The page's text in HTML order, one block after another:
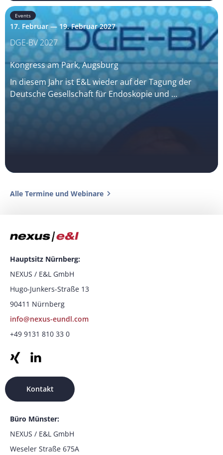
Events
17. Februar — 19. Februar 2027
DGE-BV 2027
Kongress am Park, Augsburg
In diesem Jahr ist E&L wieder auf der Tagung der
Deutsche Gesellschaft für Endoskopie und …
Alle Termine und Webinare
Hauptsitz Nürnberg:
NEXUS / E&L GmbH
Hugo-Junkers-Straße 13
90411 Nürnberg
info@nexus-eundl.com
+49 9131 810 33 0
Büro Münster:
NEXUS / E&L GmbH
Weseler Straße 675A
Kontakt